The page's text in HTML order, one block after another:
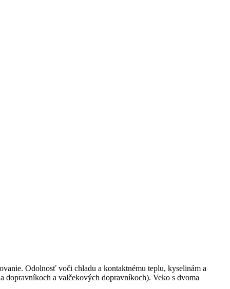
Odolnosť voči chladu a kontaktnému teplu, kyselinám a
dopravníkoch a valčekových dopravníkoch). Veko s dvoma